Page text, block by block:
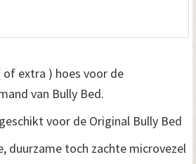
extra ) hoes voor de
van Bully Bed.
voor de Original Bully Bed
duurzame toch zachte microvezel